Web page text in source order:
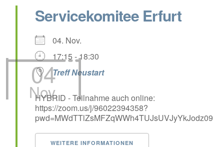
04
Nov.
Servicekomitee Erfurt
04. Nov.
17:15 - 18:30
Treff Neustart
HYBRID - Teilnahme auch online:
https://zoom.us/j/96022394358?
pwd=MWdTTlZsMFZqWWh4TUJsUVJyYkJodz09
WEITERE INFORMATIONEN